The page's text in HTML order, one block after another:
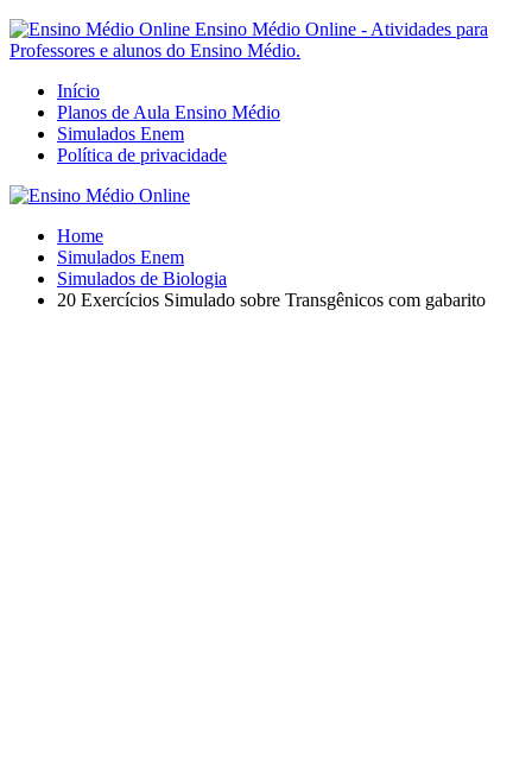
Ensino Médio Online - Atividades para
Professores e alunos do Ensino Médio.
Início
Planos de Aula Ensino Médio
Simulados Enem
Política de privacidade
Home
Simulados Enem
Simulados de Biologia
20 Exercícios Simulado sobre Transgênicos com gabarito